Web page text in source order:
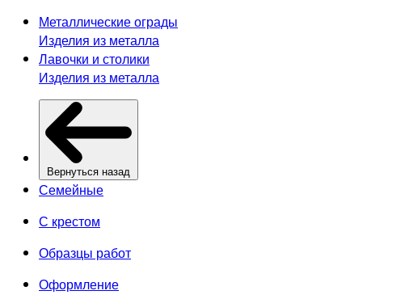
Металлические ограды
Изделия из металла
Лавочки и столики
Изделия из металла
Вернуться назад
Семейные
С крестом
Образцы работ
Оформление